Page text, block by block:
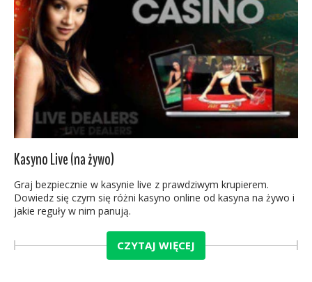
Kasyno Live (na żywo)
Graj bezpiecznie w kasynie live z prawdziwym krupierem.
Dowiedz się czym się różni kasyno online od kasyna na żywo i
jakie reguły w nim panują.
CZYTAJ WIĘCEJ